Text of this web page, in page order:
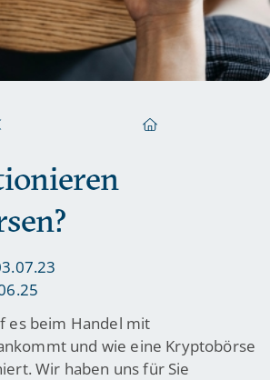
es beim Handel mit
und wie eine Kryptobörse
Wir haben uns für Sie